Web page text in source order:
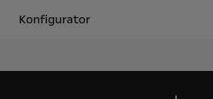
Konfigurator